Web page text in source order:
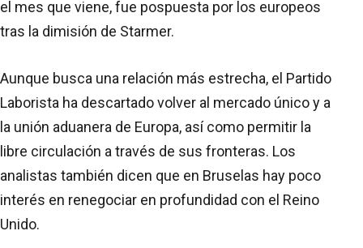
el mes que viene, fue pospuesta por los europeos
tras la dimisión de Starmer.
Aunque busca una relación más estrecha, el Partido
Laborista ha descartado volver al mercado único y a
la unión aduanera de Europa, así como permitir la
libre circulación a través de sus fronteras. Los
analistas también dicen que en Bruselas hay poco
interés en renegociar en profundidad con el Reino
Unido.